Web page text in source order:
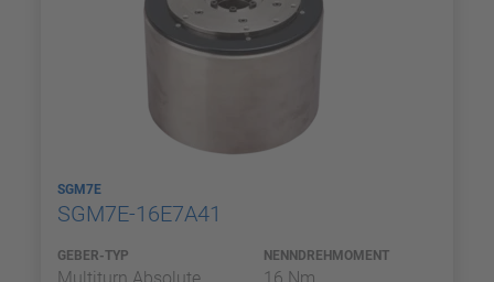
SGM7E
SGM7E-16E7A41
GEBER-TYP NENNDREHMOMENT